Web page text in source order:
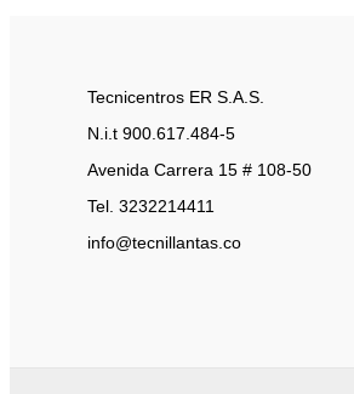
Tecnicentros ER S.A.S.
N.i.t 900.617.484-5
Avenida Carrera 15 # 108-50
Tel. 3232214411
info@tecnillantas.co